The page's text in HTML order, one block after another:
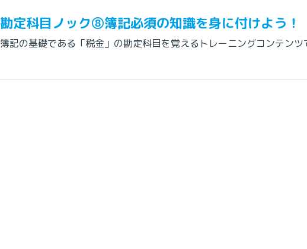
勘定科目ノック⑧簿記必須の知識を身に付けよう！
簿記の基礎である「税金」の勘定科目を覚えるトレーニングコンテンツ